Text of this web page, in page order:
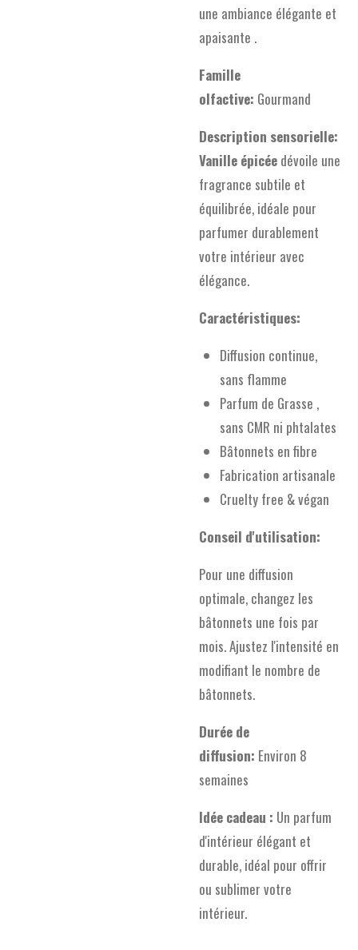
une ambiance élégante et
apaisante .
Famille
olfactive: Gourmand
Description sensorielle:
Vanille épicée dévoile une
fragrance subtile et
équilibrée, idéale pour
parfumer durablement
votre intérieur avec
élégance.
Caractéristiques:
Diffusion continue,
sans flamme
Parfum de Grasse ,
sans CMR ni phtalates
Bâtonnets en fibre
Fabrication artisanale
Cruelty free & végan
Conseil d'utilisation:
Pour une diffusion
optimale, changez les
bâtonnets une fois par
mois. Ajustez l'intensité en
modifiant le nombre de
bâtonnets.
Durée de
diffusion: Environ 8
semaines
Idée cadeau : Un parfum
d'intérieur élégant et
durable, idéal pour offrir
ou sublimer votre
intérieur.